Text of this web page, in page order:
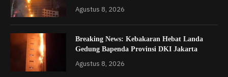
Agustus 8, 2026
Breaking News: Kebakaran Hebat Landa
Gedung Bapenda Provinsi DKI Jakarta
Agustus 8, 2026